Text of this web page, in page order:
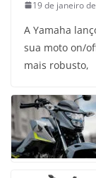
19 de janeiro
A Yamaha
sua moto on/
mais robusto,